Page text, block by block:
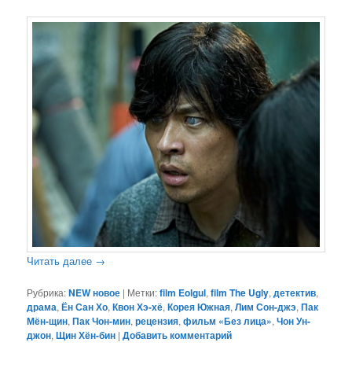
Читать далее →
Рубрика:NEW новое | Метки:film Eolgul,film The Ugly,детектив,
драма,Ён Сан Хо,Квон Хэ-хё,Корея Южная,Лим Сон-джэ,Пак
Мён-щин,Пак Чон-мин,рецензия,фильм «Без лица»,Чон Ун-
джон,Щин Хён-бин |Добавить комментарий